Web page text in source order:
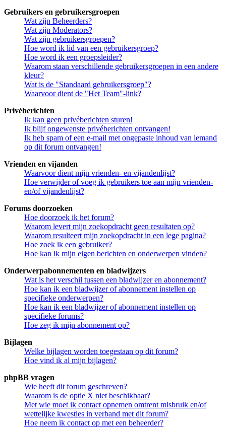
Gebruikers en gebruikersgroepen
Wat zijn Beheerders?
Wat zijn Moderators?
Wat zijn gebruikersgroepen?
Hoe word ik lid van een gebruikersgroep?
Hoe word ik een groepsleider?
Waarom staan verschillende gebruikersgroepen in een andere
kleur?
Wat is de "Standaard gebruikersgroep"?
Waarvoor dient de "Het Team"-link?
Privéberichten
Ik kan geen privéberichten sturen!
Ik blijf ongewenste privéberichten ontvangen!
Ik heb spam of een e-mail met ongepaste inhoud van iemand
op dit forum ontvangen!
Vrienden en vijanden
Waarvoor dient mijn vrienden- en vijandenlijst?
Hoe verwijder of voeg ik gebruikers toe aan mijn vrienden-
en/of vijandenlijst?
Forums doorzoeken
Hoe doorzoek ik het forum?
Waarom levert mijn zoekopdracht geen resultaten op?
Waarom resulteert mijn zoekopdracht in een lege pagina?
Hoe zoek ik een gebruiker?
Hoe kan ik mijn eigen berichten en onderwerpen vinden?
Onderwerpabonnementen en bladwijzers
Wat is het verschil tussen een bladwijzer en abonnement?
Hoe kan ik een bladwijzer of abonnement instellen op
specifieke onderwerpen?
Hoe kan ik een bladwijzer of abonnement instellen op
specifieke forums?
Hoe zeg ik mijn abonnement op?
Bijlagen
Welke bijlagen worden toegestaan op dit forum?
Hoe vind ik al mijn bijlagen?
phpBB vragen
Wie heeft dit forum geschreven?
Waarom is de optie X niet beschikbaar?
Met wie moet ik contact opnemen omtrent misbruik en/of
wettelijke kwesties in verband met dit forum?
Hoe neem ik contact op met een beheerder?